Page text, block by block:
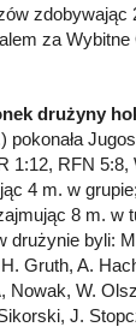
za Wybitne
drużyny
1:12, RFN 5:8,
4 m. w
8 m. w
drużynie byli:
Gruth, A.
Nowak, W.
J.